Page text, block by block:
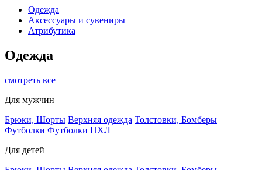
Одежда
Аксессуары и сувениры
Атрибутика
Одежда
смотреть все
Для мужчин
Брюки, Шорты Верхняя одежда Толстовки, Бомберы
Футболки Футболки НХЛ
Для детей